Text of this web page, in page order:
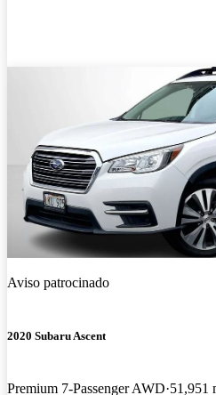
Aviso patrocinado
2020 Subaru Ascent
Premium 7-Passenger AWD 51,951